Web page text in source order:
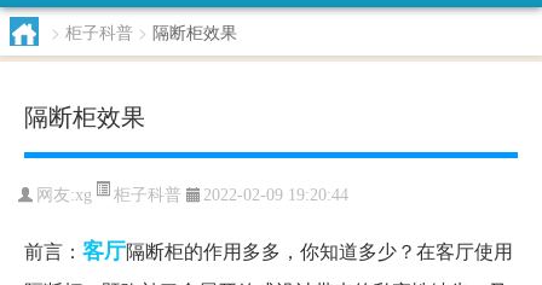
> 柜子科普 > 隔断柜效果
隔断柜效果
网友:xg 柜子科普 2022-02-09 19:20:44
前言： 客厅隔断柜的作用多多，你知道多少？在客厅使用